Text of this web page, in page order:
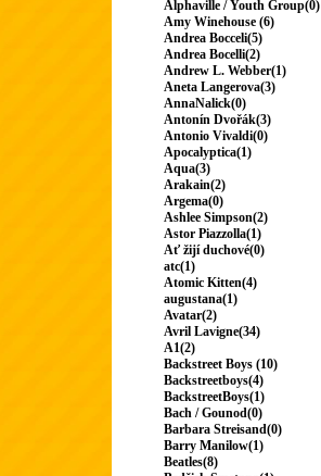
Alphaville / Youth Group(0)
Amy Winehouse (6)
Andrea Bocceli(5)
Andrea Bocelli(2)
Andrew L. Webber(1)
Aneta Langerova(3)
AnnaNalick(0)
Antonín Dvořák(3)
Antonio Vivaldi(0)
Apocalyptica(1)
Aqua(3)
Arakain(2)
Argema(0)
Ashlee Simpson(2)
Astor Piazzolla(1)
Ať žijí duchové(0)
atc(1)
Atomic Kitten(4)
augustana(1)
Avatar(2)
Avril Lavigne(34)
A1(2)
Backstreet Boys (10)
Backstreetboys(4)
BackstreetBoys(1)
Bach / Gounod(0)
Barbara Streisand(0)
Barry Manilow(1)
Beatles(8)